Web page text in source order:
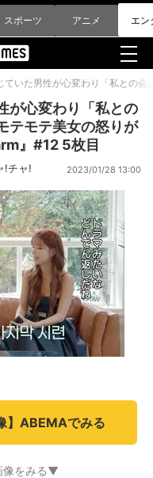
スポーツ アニメ エン
ていた男性が心変わり「私との
が心変わり「私との
テモテ美女の怒りが
』#12 5枚目
!チャ! 2023/01/28 13:00
】ABEMAでみる
像をみる▼